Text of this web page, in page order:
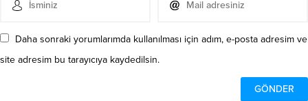
Daha sonraki yorumlarımda kullanılması için adım, e-posta adresim ve
site adresim bu tarayıcıya kaydedilsin.